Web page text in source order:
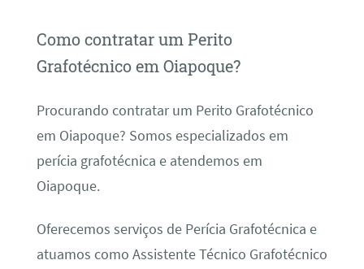
Como contratar um Perito
Grafotécnico em Oiapoque?
Procurando contratar um Perito Grafotécnico
em Oiapoque? Somos especializados em
perícia grafotécnica e atendemos em
Oiapoque.
Oferecemos serviços de Perícia Grafotécnica e
atuamos como Assistente Técnico Grafotécnico